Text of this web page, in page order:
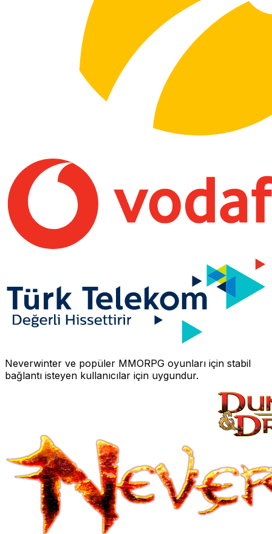
Neverwinter ve popüler MMORPG oyunları için stabil
bağlantı isteyen kullanıcılar için uygundur.